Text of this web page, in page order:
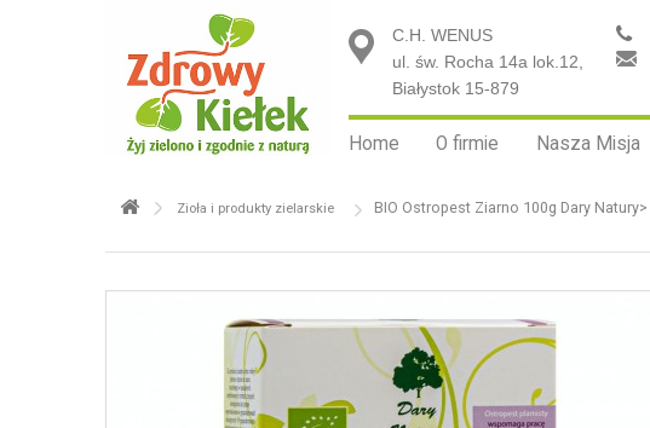
C.H. WENUS
ul. św. Rocha 14a lok.12,
Białystok 15-879
Home O firmie Nasza Misja
Zioła i produkty zielarskie BIO Ostropest Ziarno 100g Dary Natury>